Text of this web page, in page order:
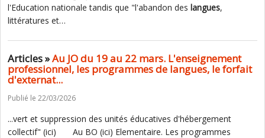
l'Education nationale tandis que "l'abandon des langues,
littératures et…
Articles »Au JO du 19 au 22 mars. L'enseignement
professionnel, les programmes de langues, le forfait
d'externat...
Publié le 22/03/2026
...vert et suppression des unités éducatives d'hébergement
collectif" (ici) Au BO (ici) Elementaire. Les programmes